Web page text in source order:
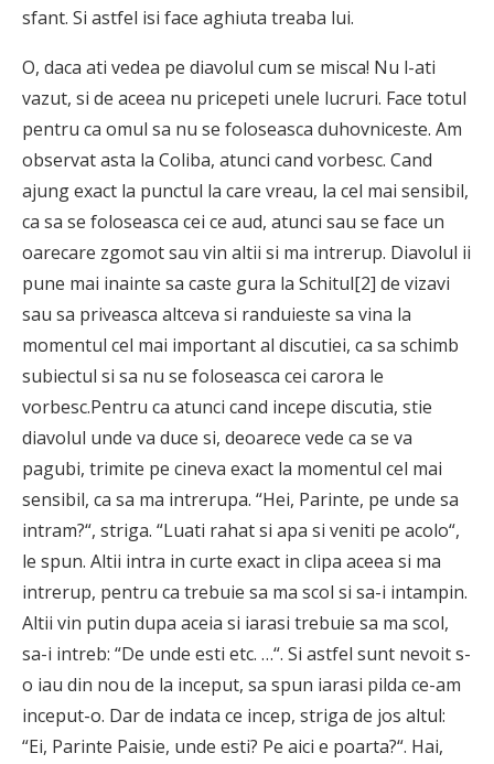
sfant. Si astfel isi face aghiuta treaba lui.
O, daca ati vedea pe diavolul cum se misca! Nu l-ati
vazut, si de aceea nu pricepeti unele lucruri. Face totul
pentru ca omul sa nu se foloseasca duhovniceste. Am
observat asta la Coliba, atunci cand vorbesc. Cand
ajung exact la punctul la care vreau, la cel mai sensibil,
ca sa se foloseasca cei ce aud, atunci sau se face un
oarecare zgomot sau vin altii si ma intrerup. Diavolul ii
pune mai inainte sa caste gura la Schitul[2] de vizavi
sau sa priveasca altceva si randuieste sa vina la
momentul cel mai important al discutiei, ca sa schimb
subiectul si sa nu se foloseasca cei carora le
vorbesc.Pentru ca atunci cand incepe discutia, stie
diavolul unde va duce si, deoarece vede ca se va
pagubi, trimite pe cineva exact la momentul cel mai
sensibil, ca sa ma intrerupa. “Hei, Parinte, pe unde sa
intram?“, striga. “Luati rahat si apa si veniti pe acolo“,
le spun. Altii intra in curte exact in clipa aceea si ma
intrerup, pentru ca trebuie sa ma scol si sa-i intampin.
Altii vin putin dupa aceia si iarasi trebuie sa ma scol,
sa-i intreb: “De unde esti etc. …“. Si astfel sunt nevoit s-
o iau din nou de la inceput, sa spun iarasi pilda ce-am
inceput-o. Dar de indata ce incep, striga de jos altul:
“Ei, Parinte Paisie, unde esti? Pe aici e poarta?“. Hai,